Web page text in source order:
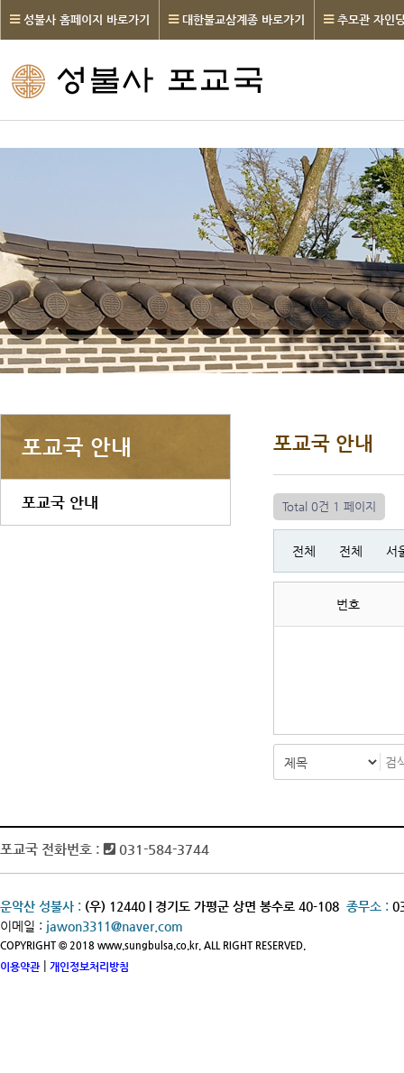
성불사 홈페이지 바로가기 대한불교삼계종 바로가기 추모관 자인
포교국 안내
포교국 안내
포교국 안내
Total 0건 1 페이지
전체 전체 서
번호
포교국 전화번호 : 031-584-3744
운악산 성불사 : (우) 12440 | 경기도 가평군 상면 봉수로 40-108 종무소 :
이메일 : jawon3311@naver.com
COPYRIGHT © 2018 www.sungbulsa.co.kr. ALL RIGHT RESERVED.
이용약관| 개인정보처리방침